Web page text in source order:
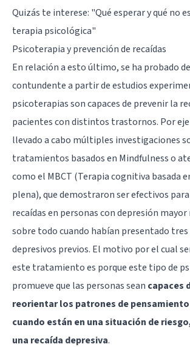
Quizás te interese: "Qué esperar y qué no
terapia psicológica"
Psicoterapia y prevención de recaídas
En relación a esto último, se ha probado
contundente a partir de estudios
psicoterapias son capaces de prevenir la
pacientes con distintos trastornos. Por
llevado a cabo múltiples investigaciones
tratamientos basados en Mindfulness o
como el MBCT (Terapia cognitiva basada
plena), que demostraron ser efectivos
recaídas en personas con depresión
sobre todo cuando habían presentado tres
depresivos previos. El motivo por el cual
este tratamiento es porque este tipo de
promueve que las personas sean capaces
reorientar los patrones de
cuando están en una situación de
una recaída depresiva.